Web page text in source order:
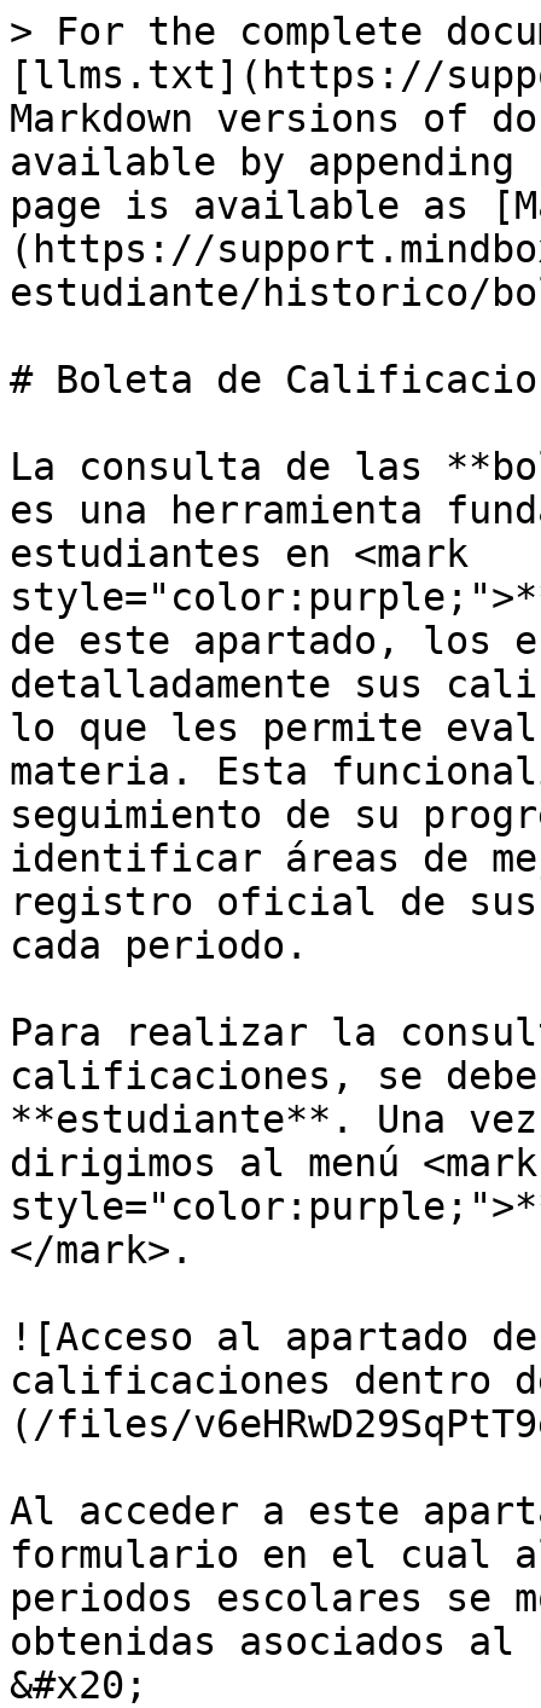
> For the complete
[llms.txt](https://
Markdown versions of
available by
page is available as
(https://
estudiante/historico/
# Boleta de
La consulta de las
es una herramienta
estudiantes en <mark
de este apartado, los
detalladamente sus
lo que les permite
materia. Esta
seguimiento de su
identificar áreas de
registro oficial de sus
cada periodo.
Para realizar la
calificaciones, se
**estudiante**. Una
dirigimos al menú <mark
</mark>.
![Acceso al apartado
calificaciones dentro
(/files/
Al acceder a este
formulario en el cual
periodos escolares se
obtenidas asociados al
&#x20;